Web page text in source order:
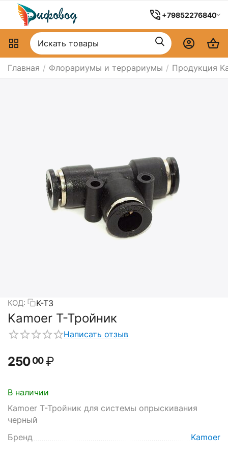
+79852276840
Главная / Флорариумы и террариумы / Продукция
КОД: K-T3
Kamoer Т-Тройник
Написать отзыв
25000 ₽
В наличии
Kamoer Т-Тройник для системы опрыскивания
черный
Бренд
Kamoer